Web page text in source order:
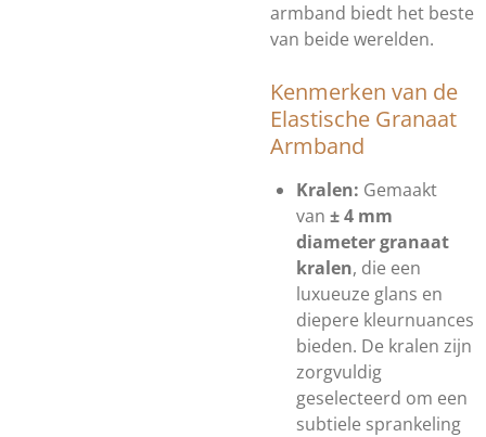
armband biedt het beste
van beide werelden.
Kenmerken van de
Elastische Granaat
Armband
Kralen: Gemaakt
van ± 4 mm
diameter granaat
kralen, die een
luxueuze glans en
diepere kleurnuances
bieden. De kralen zijn
zorgvuldig
geselecteerd om een
subtiele sprankeling